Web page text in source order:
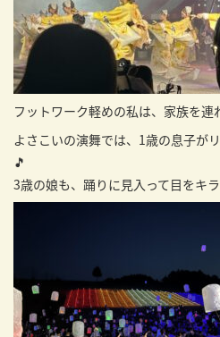
フットワーク軽めの私は、家族を連
よさこいの演舞では、1歳の息子が
🎵
3歳の娘も、踊りに見入って目をキ